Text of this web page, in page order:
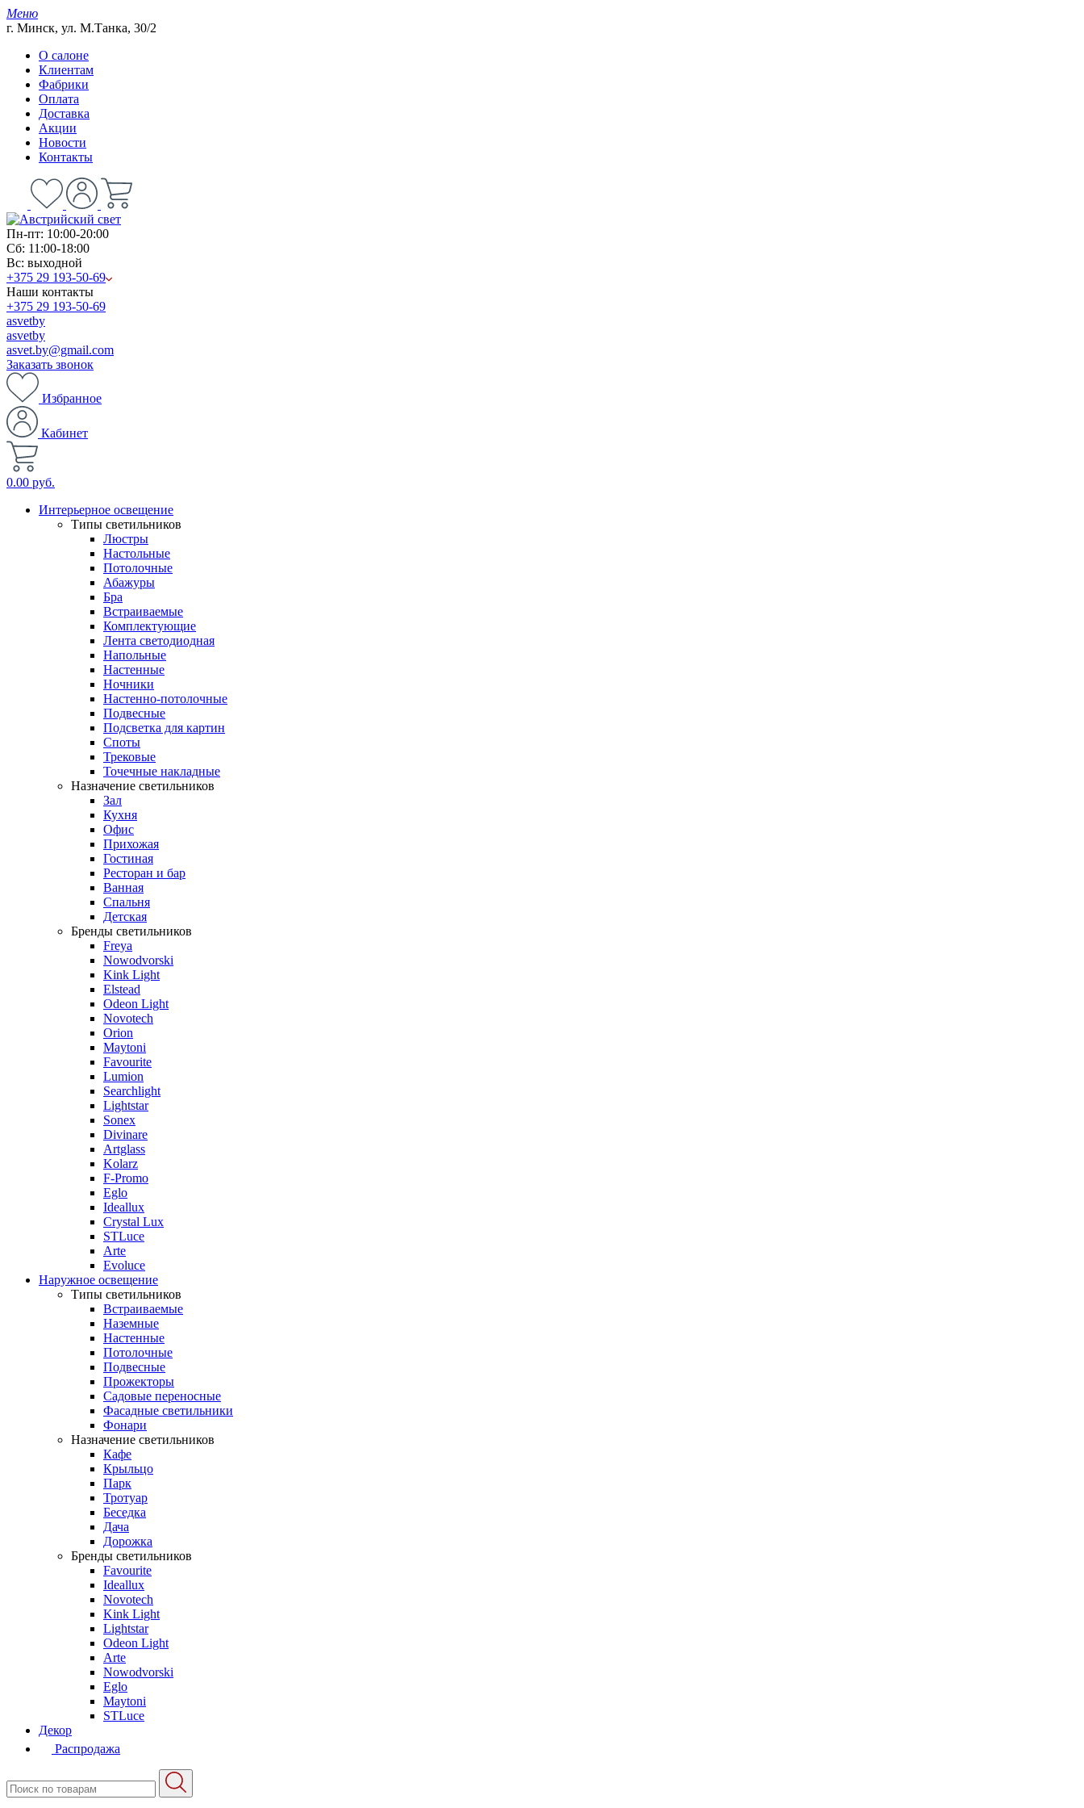
Меню
г. Минск, ул. М.Танка, 30/2
О салоне
Клиентам
Фабрики
Оплата
Доставка
Акции
Новости
Контакты
Пн-пт: 10:00-20:00
Сб: 11:00-18:00
Вс: выходной
+375 29 193-50-69
Наши контакты
+375 29 193-50-69
asvetby
asvetby
asvet.by@gmail.com
Заказать звонок
Избранное
Кабинет
0.00 руб.
Интерьерное освещение
Типы светильников
Люстры
Настольные
Потолочные
Абажуры
Бра
Встраиваемые
Комплектующие
Лента светодиодная
Напольные
Настенные
Ночники
Настенно-потолочные
Подвесные
Подсветка для картин
Споты
Трековые
Точечные накладные
Назначение светильников
Зал
Кухня
Офис
Прихожая
Гостиная
Ресторан и бар
Ванная
Спальня
Детская
Бренды светильников
Freya
Nowodvorski
Kink Light
Elstead
Odeon Light
Novotech
Orion
Maytoni
Favourite
Lumion
Searchlight
Lightstar
Sonex
Divinare
Artglass
Kolarz
F-Promo
Eglo
Ideallux
Crystal Lux
STLuce
Arte
Evoluce
Наружное освещение
Типы светильников
Встраиваемые
Наземные
Настенные
Потолочные
Подвесные
Прожекторы
Садовые переносные
Фасадные светильники
Фонари
Назначение светильников
Кафе
Крыльцо
Парк
Тротуар
Беседка
Дача
Дорожка
Бренды светильников
Favourite
Ideallux
Novotech
Kink Light
Lightstar
Odeon Light
Arte
Nowodvorski
Eglo
Maytoni
STLuce
Декор
Распродажа